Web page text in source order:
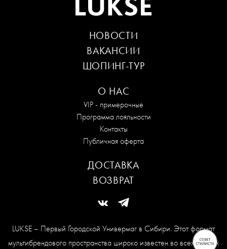
LUKSE – Первый Городской Универмаг в Сибири. Этот формат
мультибрендового пространства широко известен во всех модных
О НАС
VIP - примерочные
Программа лояльности
Контакты
Публичная оферта
НОВОСТИ
ВАКАНСИИ
ШОПИНГ-ТУР
ДОСТАВКА
ВОЗВРАТ